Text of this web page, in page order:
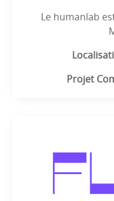
Le humanlab
Projet